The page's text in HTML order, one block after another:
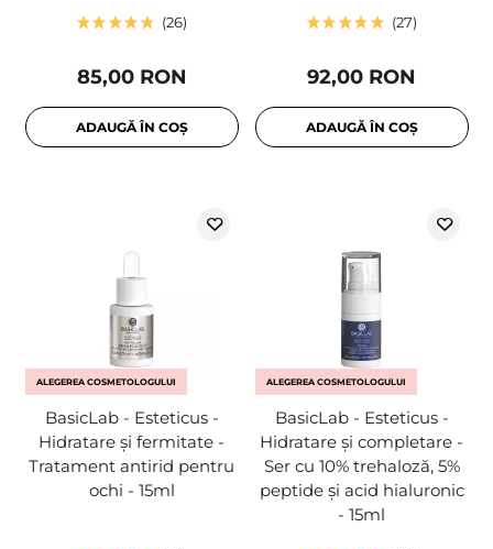
26
85,00 RON
ADAUGĂ ÎN COȘ
27
92,00 RON
ADAUGĂ ÎN COȘ
ALEGEREA COSMETOLOGULUI
BasicLab - Esteticus -
Hidratare și fermitate -
Tratament antirid pentru
ochi - 15ml
ALEGEREA COSMETOLOGULUI
BasicLab - Esteticus -
Hidratare și completare -
Ser cu 10% trehaloză, 5%
peptide și acid hialuronic
- 15ml